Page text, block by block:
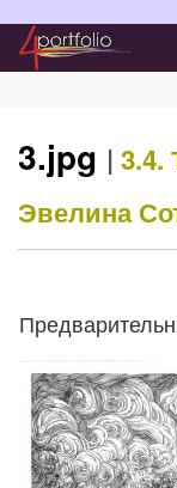
Преейти на главное
3.jpg | 3.4.
Эвелина